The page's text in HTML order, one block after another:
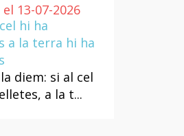
13-07-2026
hi ha
a la terra hi ha
diem: si al cel
a la t...